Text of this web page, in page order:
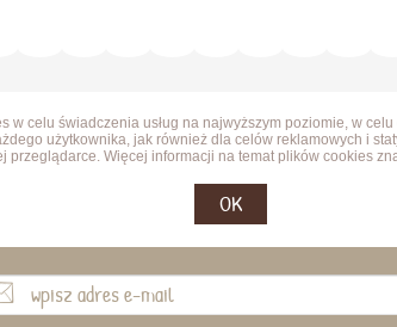
w celu świadczenia usług na najwyższym poziomie, w
użytkownika, jak również dla celów reklamowych i
przeglądarce. Więcej informacji na temat plików cookies
OK